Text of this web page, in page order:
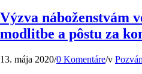
Výzva náboženstvám
modlitbe a pôstu za
13. mája 2020/0 Komentáre/v